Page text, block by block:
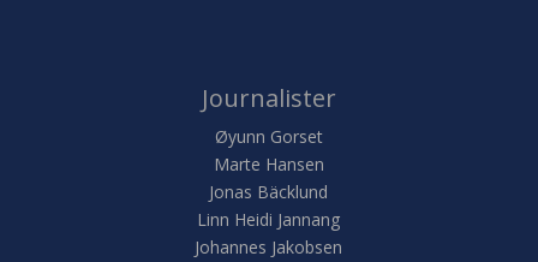
Journalister
Øyunn Gorset
Marte Hansen
Jonas Bäcklund
Linn Heidi Jannang
Johannes Jakobsen